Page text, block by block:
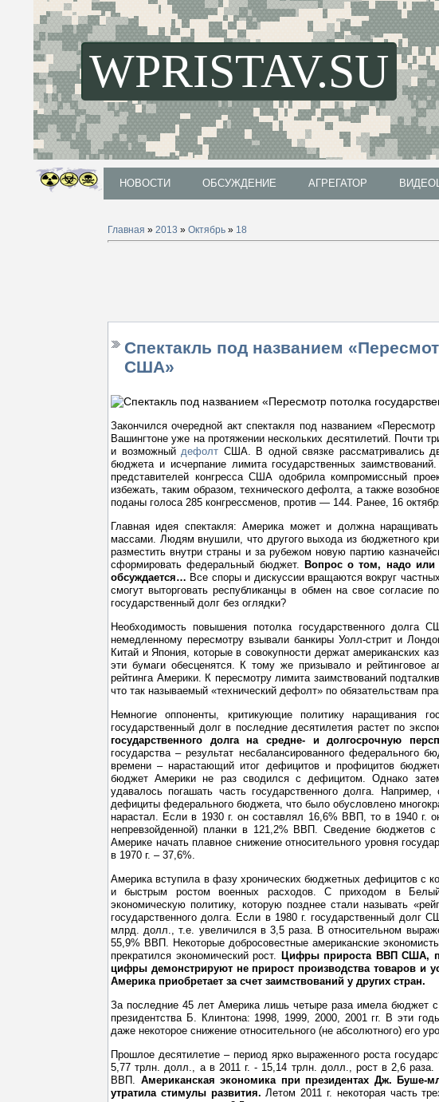
WPRISTAV.SU
НОВОСТИ ОБСУЖДЕНИЕ АГРЕГАТОР
Главная » 2013 » Октябрь » 18
Спектакль под названием
США»
Закончился очередной акт спектакля под названием
Вашингтоне уже на протяжении нескольких десятилетий.
и возможный дефолт США. В одной связке рассматривались
бюджета и исчерпание лимита государственных
представителей конгресса США одобрила компромиссный
избежать, таким образом, технического дефолта, а также
поданы голоса 285 конгрессменов, против — 144. Ранее, 16
Главная идея спектакля: Америка может и должна
массами. Людям внушили, что другого выхода из бюджетного
разместить внутри страны и за рубежом новую партию
сформировать федеральный бюджет. Вопрос о том, надо или
обсуждается… Все споры и дискуссии вращаются вокруг
смогут выторговать республиканцы в обмен на свое согласие
государственный долг без оглядки?
Необходимость повышения потолка государственного
немедленному пересмотру взывали банкиры Уолл-стрит и
Китай и Япония, которые в совокупности держат американских
эти бумаги обесценятся. К тому же призывало и рейтинговое
рейтинга Америки. К пересмотру лимита заимствований
что так называемый «технический дефолт» по обязательствам
Немногие оппоненты, критикующие политику наращивания
государственный долг в последние десятилетия растет по
государственного долга на средне- и долгосрочную
государства – результат несбалансированного
времени – нарастающий итог дефицитов и профицитов
бюджет Америки не раз сводился с дефицитом. Однако
удавалось погашать часть государственного долга.
дефициты федерального бюджета, что было обусловлено
нарастал. Если в 1930 г. он составлял 16,6% ВВП, то в 1940 г.
непревзойденной) планки в 121,2% ВВП. Сведение бюджетов
Америке начать плавное снижение относительного уровня
в 1970 г. – 37,6%.
Америка вступила в фазу хронических бюджетных дефицитов с
и быстрым ростом военных расходов. С приходом в
экономическую политику, которую позднее стали называть
государственного долга. Если в 1980 г. государственный
млрд. долл., т.е. увеличился в 3,5 раза. В относительном
55,9% ВВП. Некоторые добросовестные американские
прекратился экономический рост. Цифры прироста ВВП США,
цифры демонстрируют не прирост производства товаров и
Америка приобретает за счет заимствований у других стран.
За последние 45 лет Америка лишь четыре раза имела бюджет
президентства Б. Клинтона: 1998, 1999, 2000, 2001 гг. В эти
даже некоторое снижение относительного (не абсолютного) его
Прошлое десятилетие – период ярко выраженного роста
5,77 трлн. долл., а в 2011 г. - 15,14 трлн. долл., рост в 2,6
ВВП. Американская экономика при президентах Дж. Буше-
утратила стимулы развития. Летом 2011 г. некоторая часть